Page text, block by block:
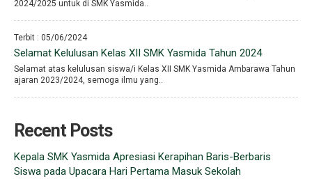
2024/2025 untuk di SMK Yasmida..
Terbit : 05/06/2024
Selamat Kelulusan Kelas XII SMK Yasmida Tahun 2024
Selamat atas kelulusan siswa/i Kelas XII SMK Yasmida Ambarawa Tahun
ajaran 2023/2024, semoga ilmu yang..
Recent Posts
Kepala SMK Yasmida Apresiasi Kerapihan Baris-Berbaris
Siswa pada Upacara Hari Pertama Masuk Sekolah